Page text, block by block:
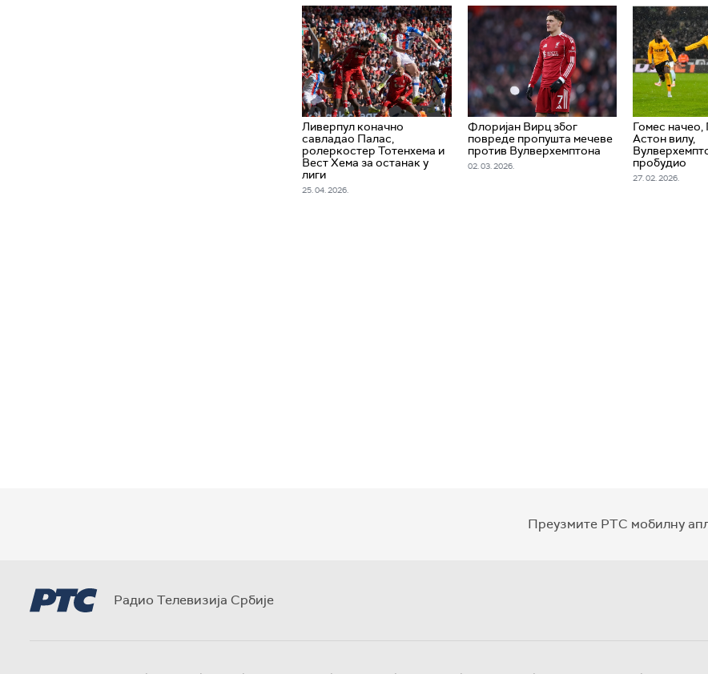
Ливерпул коначно
савладао Палас,
ролеркостер Тотенхема и
Вест Хема за останак у
лиги
25. 04. 2026.
Флоријан Вирц због
повреде пропушта мечеве
против Вулверхемптона
02. 03. 2026.
Гомес
Астон вилу,
пробудио
27. 02. 2026.
Преузмите РТС мобилну
Радио Телевизија Србије